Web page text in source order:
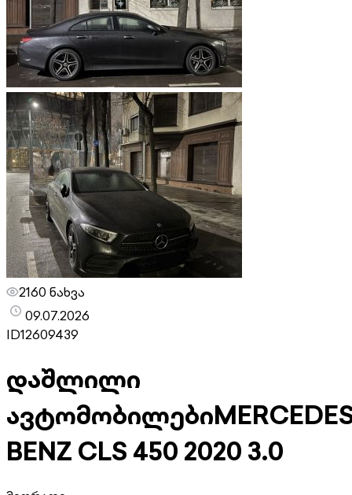
2160 ნახვა
09.07.2026
ID12609439
დაშლილი
ავტომობილები
BENZ CLS 450 2020 3.0